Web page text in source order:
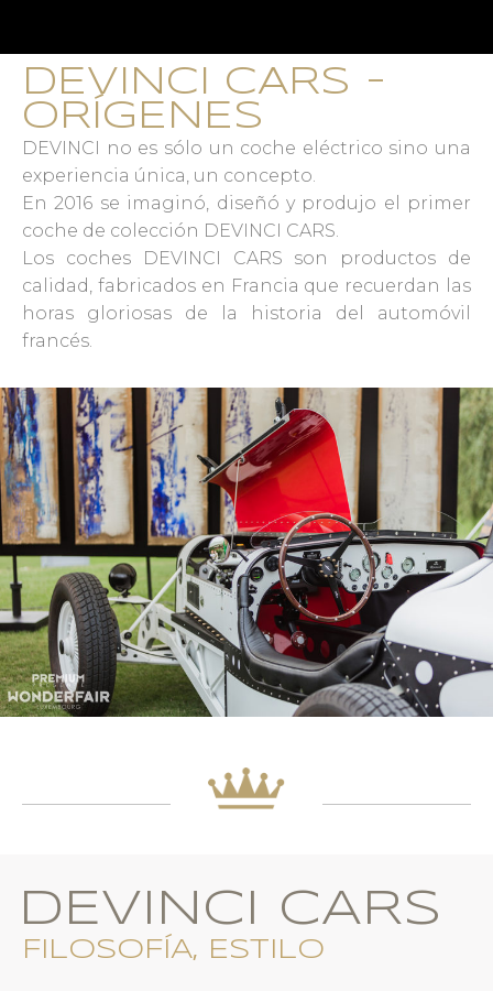
DEVINCI CARS -
ORÍGENES
DEVINCI no es sólo un coche eléctrico sino una
experiencia única, un concepto.
En 2016 se imaginó, diseñó y produjo el primer
coche de colección DEVINCI CARS.
Los coches DEVINCI CARS son productos de
calidad, fabricados en Francia que recuerdan las
horas gloriosas de la historia del automóvil
francés.
DEVINCI CARS
FILOSOFÍA, ESTILO